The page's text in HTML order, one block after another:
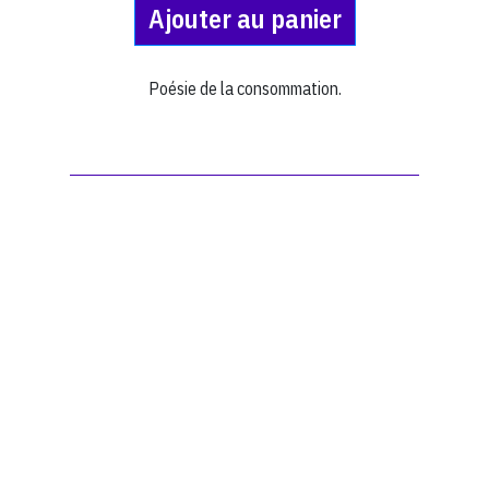
Ajouter au panier
Poésie de la consommation.